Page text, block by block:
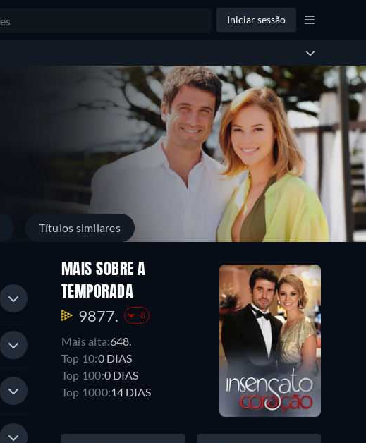
Iniciar sessão
Títulos similares
MAIS SOBRE A
TEMPORADA
9877. -8
Mais alta:648.
Top 10:0 DIAS
Top 100:0 DIAS
Top 1000:14 DIAS